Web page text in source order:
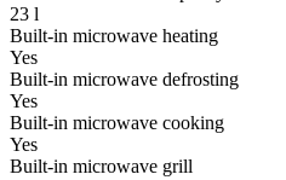
23 l
Built-in microwave heating
Yes
Built-in microwave defrosting
Yes
Built-in microwave cooking
Yes
Built-in microwave grill